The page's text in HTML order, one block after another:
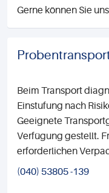
Gerne können Sie
Beim Transport
Einstufung nach
Geeignete
Verfügung gestellt.
erforderlichen
(040) 53805 -139